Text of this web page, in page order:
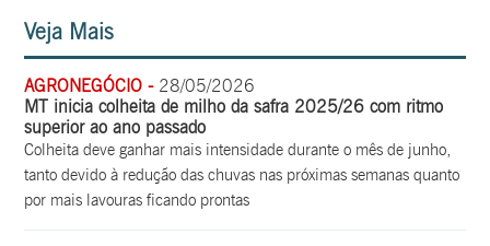
Veja Mais
AGRONEGÓCIO -28/05/2026
MT inicia colheita de milho da safra 2025/26 com ritmo
superior ao ano passado
Colheita deve ganhar mais intensidade durante o mês de junho,
tanto devido à redução das chuvas nas próximas semanas quanto
por mais lavouras ficando prontas